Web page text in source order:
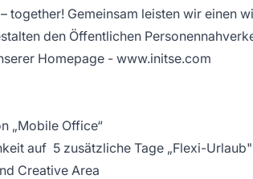
– together! Gemeinsam leisten wir einen
den Öffentlichen
Homepage - www.initse.com
„Mobile Office“
auf 5 zusätzliche Tage „Flexi-Urlaub"
Creative Area